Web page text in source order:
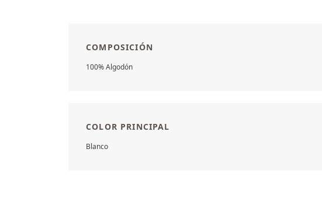
COMPOSICIÓN
100% Algodón
COLOR PRINCIPAL
Blanco